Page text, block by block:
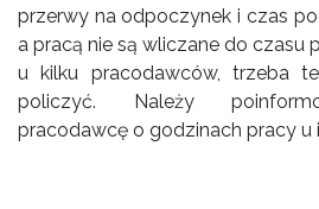
przerwy na odpoczynek i czas
a pracą nie są wliczane do czasu
u kilku pracodawców, trzeba
policzyć. Należy
pracodawcę o godzinach pracy u